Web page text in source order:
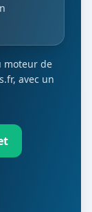
moteur de
avec un